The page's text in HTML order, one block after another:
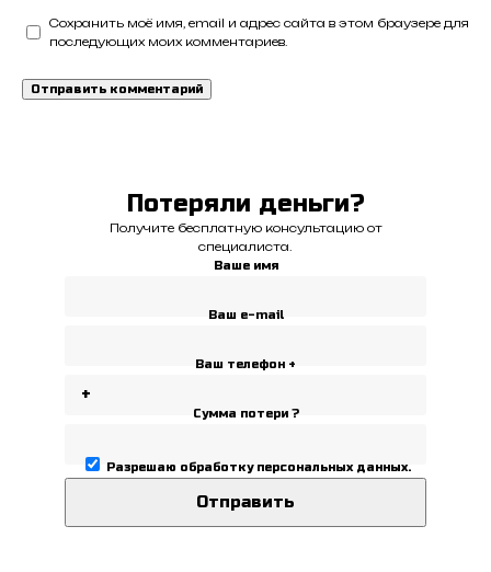
Сохранить моё имя, email и адрес сайта в этом браузере для
последующих моих комментариев.
Потеряли деньги?
Получите бесплатную консультацию от
специалиста.
Ваше имя
Ваш e-mail
Ваш телефон +
Сумма потери ?
Разрешаю обработку персональных данных.